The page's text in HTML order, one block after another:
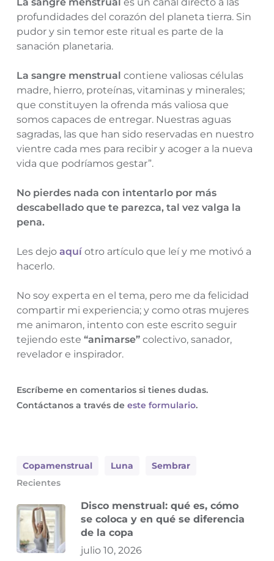
profundidades del corazón del planeta tierra. Sin
pudor y sin temor este ritual es parte de la
sanación planetaria.
La sangre menstrual contiene valiosas células
madre, hierro, proteínas, vitaminas y minerales;
que constituyen la ofrenda más valiosa que
somos capaces de entregar. Nuestras aguas
sagradas, las que han sido reservadas en nuestro
vientre cada mes para recibir y acoger a la nueva
vida que podríamos gestar”.
No pierdes nada con intentarlo por más
descabellado que te parezca, tal vez valga la
pena.
Les dejo aquí otro artículo que leí y me motivó a
hacerlo.
No soy experta en el tema, pero me da felicidad
compartir mi experiencia; y como otras mujeres
me animaron, intento con este escrito seguir
tejiendo este “animarse”colectivo, sanador,
revelador e inspirador.
Escríbeme en comentarios si tienes dudas.
Contáctanos a través de este formulario.
Copamenstrual Luna
Sembrar
Recientes
Disco menstrual: qué es, cómo
se coloca y en qué se diferencia
de la copa
julio 10, 2026